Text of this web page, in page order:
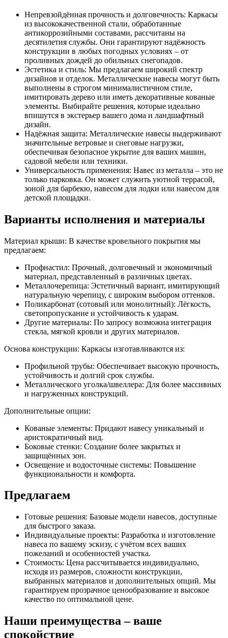
Непревзойдённая прочность и долговечность: Каркасы
из высококачественной стали, обработанные
антикоррозийными составами, рассчитаны на
десятилетия службы. Они гарантируют надёжность
конструкции в любых погодных условиях – от
проливных дождей до обильных снегопадов.
Эстетика и стиль: Мы предлагаем широкий спектр
дизайнов и отделок. Металлические навесы могут быть
выполнены в строгом минималистичном стиле,
имитировать дерево или иметь декоративные кованые
элементы. Выбирайте решения, которые идеально
впишутся в экстерьер вашего дома и ландшафтный
дизайн.
Надёжная защита: Металлические навесы выдерживают
значительные ветровые и снеговые нагрузки,
обеспечивая безопасное укрытие для ваших машин,
садовой мебели или техники.
Универсальность применения: Навес из металла – это не
только парковка. Он может служить уютной террасой,
зоной для барбекю, навесом для лодки или навесом для
детской площадки.
Варианты исполнения и материалы
Материал крыши: В качестве кровельного покрытия мы
предлагаем:
Профнастил: Прочный, долговечный и экономичный
материал, представленный в различных цветах.
Металлочерепица: Эстетичный вариант, имитирующий
натуральную черепицу, с широким выбором оттенков.
Поликарбонат (сотовый или монолитный): Лёгкость,
светопропускание и устойчивость к ударам.
Другие материалы: По запросу возможна интеграция
стекла, мягкой кровли и других материалов.
Основа конструкции: Каркасы изготавливаются из:
Профильной трубы: Обеспечивает высокую прочность,
устойчивость и долгий срок службы.
Металлического уголка/швеллера: Для более массивных
и нагруженных конструкций.
Дополнительные опции:
Кованые элементы: Придают навесу уникальный и
аристократичный вид.
Боковые стенки: Создание более закрытых и
защищённых зон.
Освещение и водосточные системы: Повышение
функциональности и комфорта.
Предлагаем
Готовые решения: Базовые модели навесов, доступные
для быстрого заказа.
Индивидуальные проекты: Разработка и изготовление
навеса по вашему эскизу, с учётом всех ваших
пожеланий и особенностей участка.
Стоимость: Цена рассчитывается индивидуально,
исходя из размеров, сложности конструкции,
выбранных материалов и дополнительных опций. Мы
гарантируем прозрачное ценообразование и высокое
качество по оптимальной цене.
Наши преимущества – ваше
спокойствие